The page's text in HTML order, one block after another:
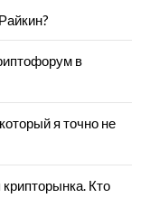
в
я точно не
Кто